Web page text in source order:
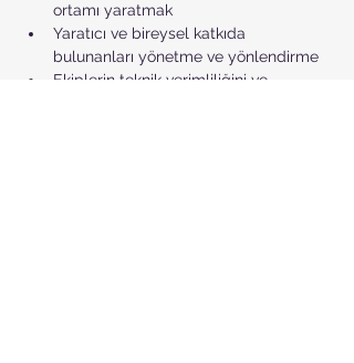
ortamı yaratmak
Yaratıcı ve bireysel katkıda
bulunanları yönetme ve yönlendirme
Ekiplerin teknik verimliliğini ve